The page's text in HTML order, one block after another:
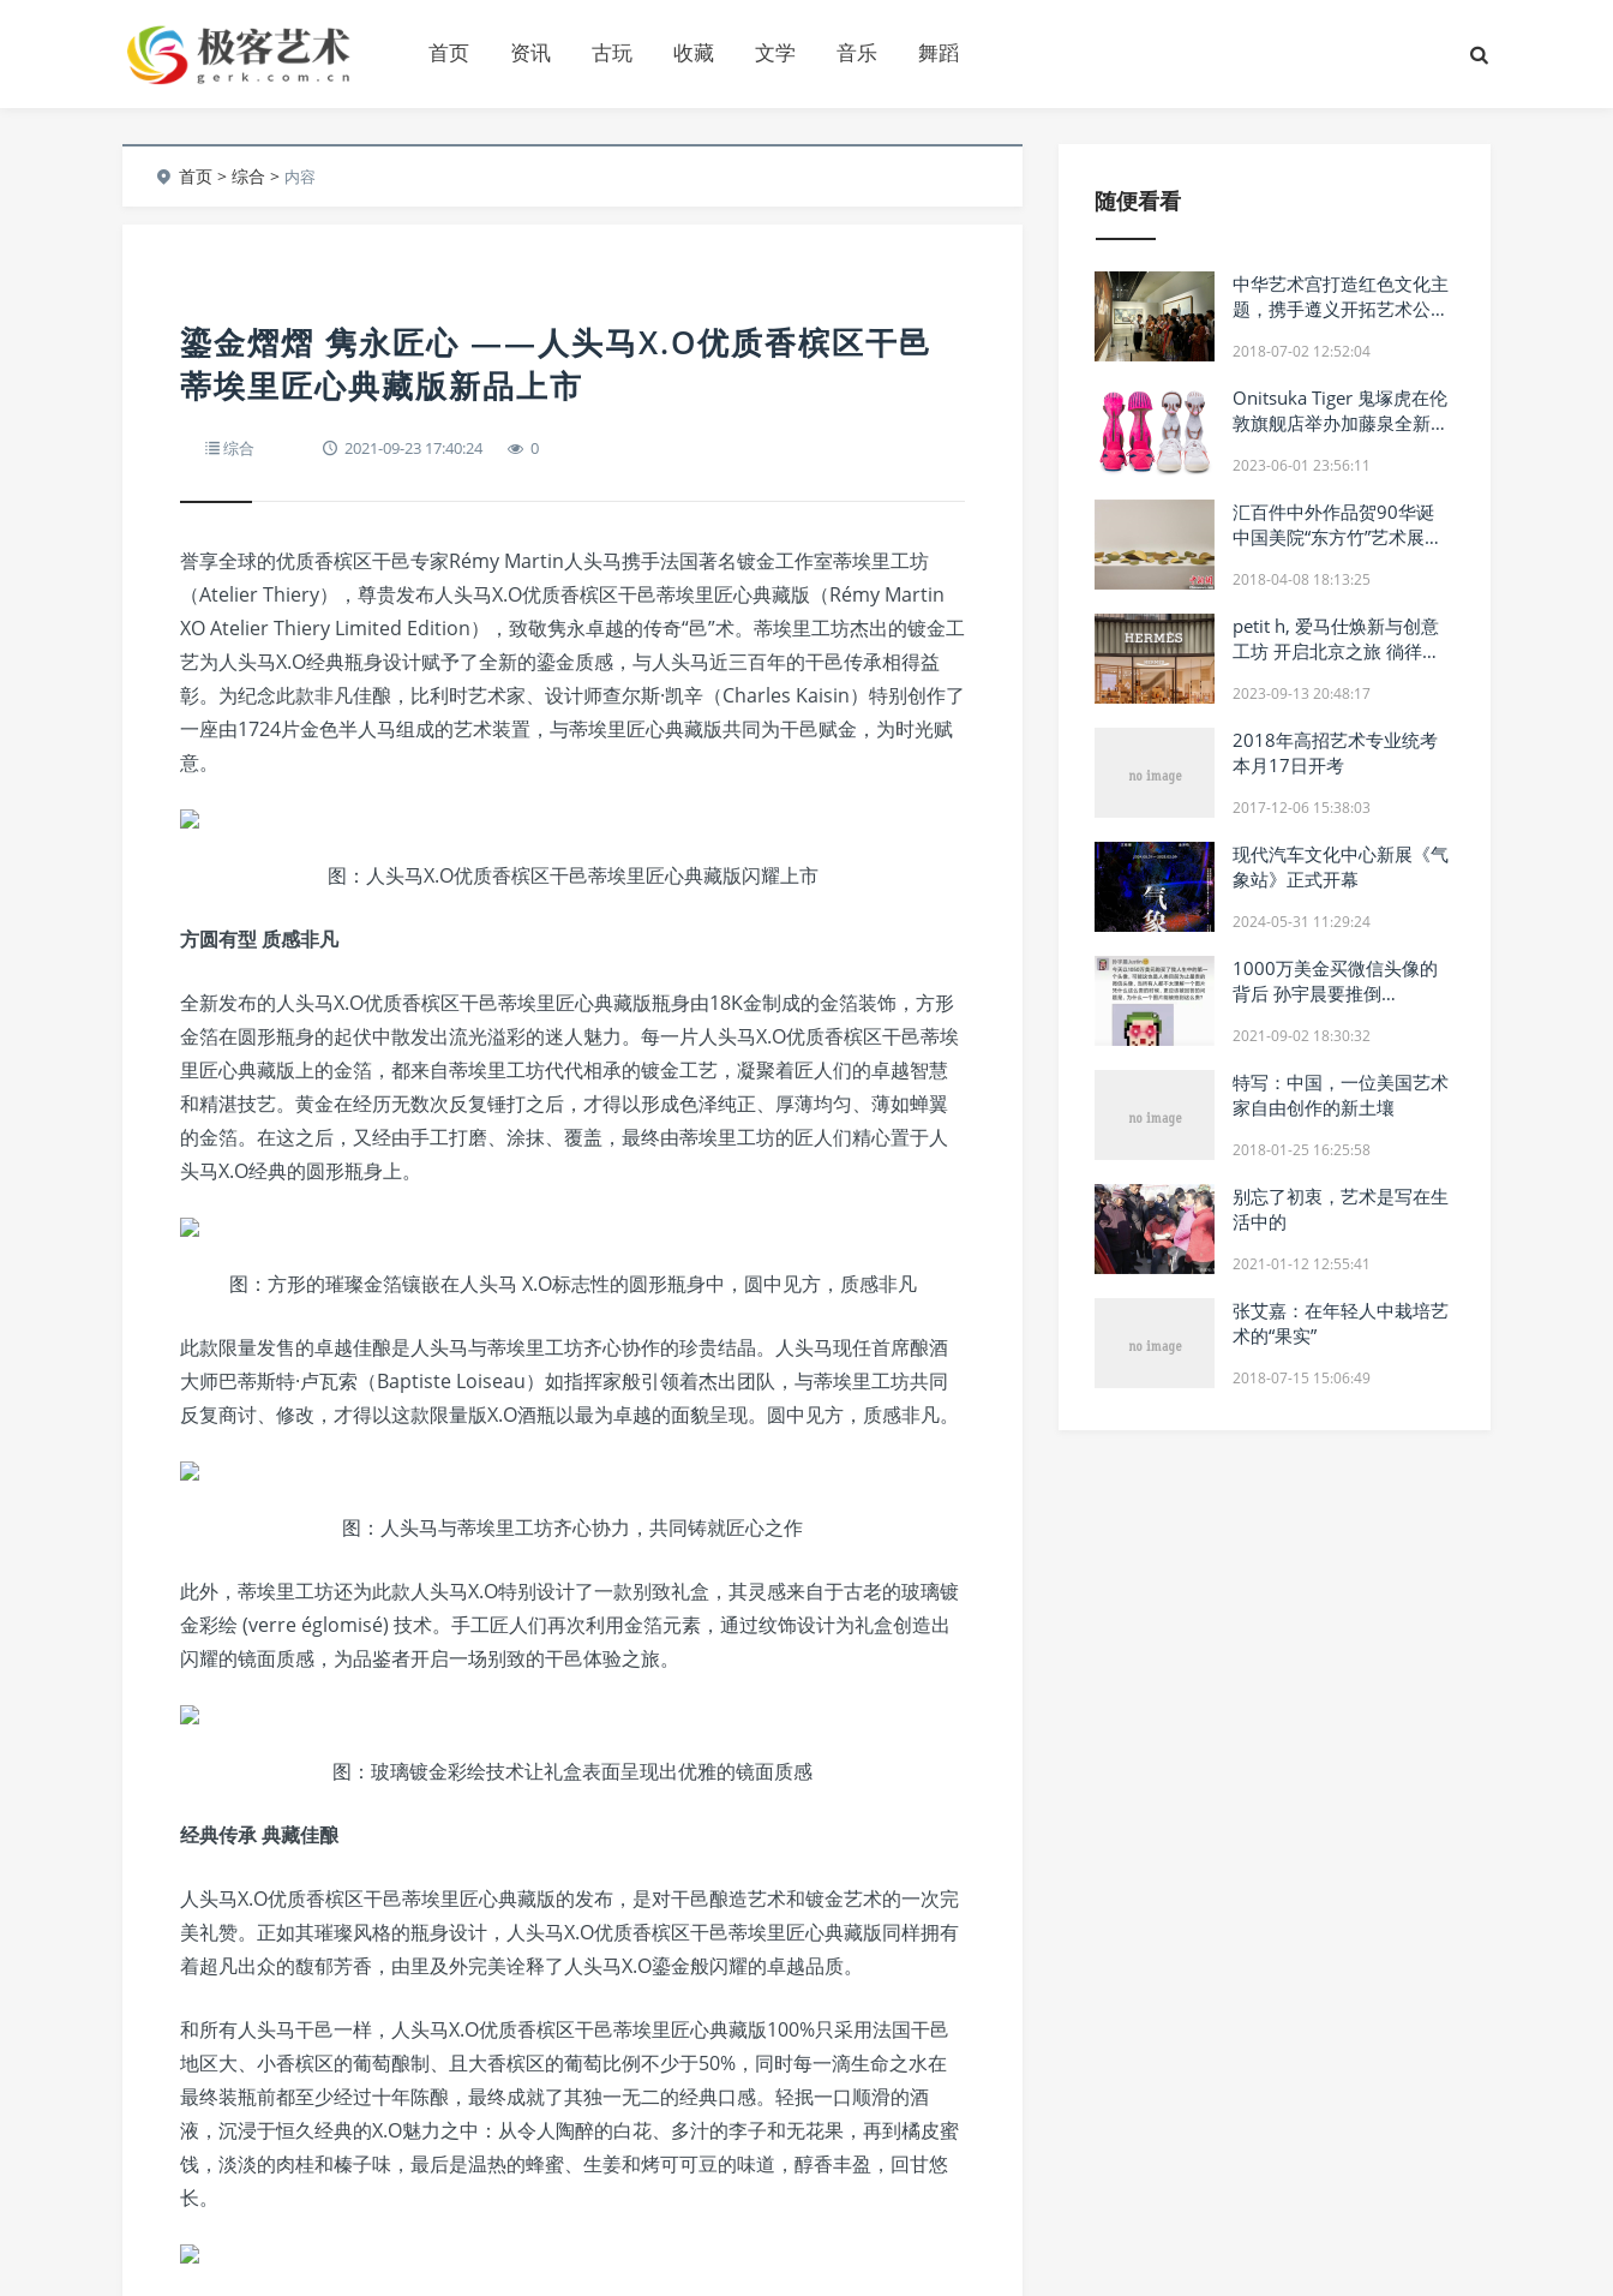
首页 资讯 古玩 收藏 文学 音乐 舞蹈
首页 >综合 > 内容
鎏金熠熠 隽永匠心 ——人头马X.O优质香槟区干邑
蒂埃里匠心典藏版新品上市
综合 2021-09-23 17:40:24 0
誉享全球的优质香槟区干邑专家Rémy Martin人头马携手法国著名镀金工作室蒂埃里工坊
（Atelier Thiery），尊贵发布人头马X.O优质香槟区干邑蒂埃里匠心典藏版（Rémy Martin
XO Atelier Thiery Limited Edition），致敬隽永卓越的传奇“邑”术。蒂埃里工坊杰出的镀金工
艺为人头马X.O经典瓶身设计赋予了全新的鎏金质感，与人头马近三百年的干邑传承相得益
彰。为纪念此款非凡佳酿，比利时艺术家、设计师查尔斯·凯辛（Charles Kaisin）特别创作了
一座由1724片金色半人马组成的艺术装置，与蒂埃里匠心典藏版共同为干邑赋金，为时光赋
意。
图：人头马X.O优质香槟区干邑蒂埃里匠心典藏版闪耀上市
方圆有型 质感非凡
全新发布的人头马X.O优质香槟区干邑蒂埃里匠心典藏版瓶身由18K金制成的金箔装饰，方形
金箔在圆形瓶身的起伏中散发出流光溢彩的迷人魅力。每一片人头马X.O优质香槟区干邑蒂埃
里匠心典藏版上的金箔，都来自蒂埃里工坊代代相承的镀金工艺，凝聚着匠人们的卓越智慧
和精湛技艺。黄金在经历无数次反复锤打之后，才得以形成色泽纯正、厚薄均匀、薄如蝉翼
的金箔。在这之后，又经由手工打磨、涂抹、覆盖，最终由蒂埃里工坊的匠人们精心置于人
头马X.O经典的圆形瓶身上。
图：方形的璀璨金箔镶嵌在人头马 X.O标志性的圆形瓶身中，圆中见方，质感非凡
此款限量发售的卓越佳酿是人头马与蒂埃里工坊齐心协作的珍贵结晶。人头马现任首席酿酒
大师巴蒂斯特·卢瓦索（Baptiste Loiseau）如指挥家般引领着杰出团队，与蒂埃里工坊共同
反复商讨、修改，才得以这款限量版X.O酒瓶以最为卓越的面貌呈现。圆中见方，质感非凡。
图：人头马与蒂埃里工坊齐心协力，共同铸就匠心之作
此外，蒂埃里工坊还为此款人头马X.O特别设计了一款别致礼盒，其灵感来自于古老的玻璃镀
金彩绘 (verre églomisé) 技术。手工匠人们再次利用金箔元素，通过纹饰设计为礼盒创造出
闪耀的镜面质感，为品鉴者开启一场别致的干邑体验之旅。
图：玻璃镀金彩绘技术让礼盒表面呈现出优雅的镜面质感
经典传承 典藏佳酿
人头马X.O优质香槟区干邑蒂埃里匠心典藏版的发布，是对干邑酿造艺术和镀金艺术的一次完
美礼赞。正如其璀璨风格的瓶身设计，人头马X.O优质香槟区干邑蒂埃里匠心典藏版同样拥有
着超凡出众的馥郁芳香，由里及外完美诠释了人头马X.O鎏金般闪耀的卓越品质。
和所有人头马干邑一样，人头马X.O优质香槟区干邑蒂埃里匠心典藏版100%只采用法国干邑
地区大、小香槟区的葡萄酿制、且大香槟区的葡萄比例不少于50%，同时每一滴生命之水在
最终装瓶前都至少经过十年陈酿，最终成就了其独一无二的经典口感。轻抿一口顺滑的酒
液，沉浸于恒久经典的X.O魅力之中：从令人陶醉的白花、多汁的李子和无花果，再到橘皮蜜
饯，淡淡的肉桂和榛子味，最后是温热的蜂蜜、生姜和烤可可豆的味道，醇香丰盈，回甘悠
长。
随便看看
中华艺术宫打造红色文化主
题，携手遵义开拓艺术公共
2018-07-02 12:52:04
Onitsuka Tiger 鬼塚虎在伦
敦旗舰店举办加藤泉全新个
2023-06-01 23:56:11
汇百件中外作品贺90华诞
中国美院“东方竹”艺术展启
2018-04-08 18:13:25
petit h, 爱马仕焕新与创意
工坊 开启北京之旅 徜徉芦
2023-09-13 20:48:17
2018年高招艺术专业统考
本月17日开考
2017-12-06 15:38:03
现代汽车文化中心新展《气
象站》正式开幕
2024-05-31 11:29:24
1000万美金买微信头像的
背后 孙宇晨要推倒
2021-09-02 18:30:32
特写：中国，一位美国艺术
家自由创作的新土壤
2018-01-25 16:25:58
别忘了初衷，艺术是写在生
活中的
2021-01-12 12:55:41
张艾嘉：在年轻人中栽培艺
术的“果实”
2018-07-15 15:06:49